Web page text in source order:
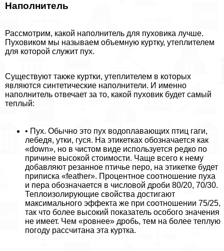
Наполнитель
Рассмотрим, какой наполнитель для пуховика лучше.
Пуховиком мы называем объемную куртку, утеплителем
для которой служит пух.
Существуют также куртки, утеплителем в которых
являются синтетические наполнители. И именно
наполнитель отвечает за то, какой пуховик будет самый
теплый:
• Пух. Обычно это пух водоплавающих птиц гаги,
лебедя, утки, гуся. На этикетках обозначается как
«down», но в чистом виде используется редко по
причине высокой стоимости. Чаще всего к нему
добавляют резанное птичье перо, на этикетке будет
приписка «feather». Процентное соотношение пуха
и пера обозначается в числовой дроби 80/20, 70/30.
Теплоизолирующие свойства достигают
максимального эффекта же при соотношении 75/25,
так что более высокий показатель особого значения
не имеет. Чем «ровнее» дробь, тем на более теплую
погоду рассчитана эта куртка.